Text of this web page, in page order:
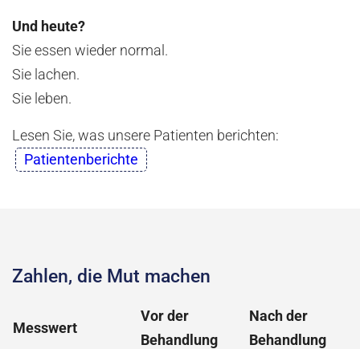
Und heute?
Sie essen wieder normal.
Sie lachen.
Sie leben.
Lesen Sie, was unsere Patienten berichten:
Patientenberichte
Zahlen, die Mut machen
Messwert
Vor der
Behandlung
Nach der
Behandlung